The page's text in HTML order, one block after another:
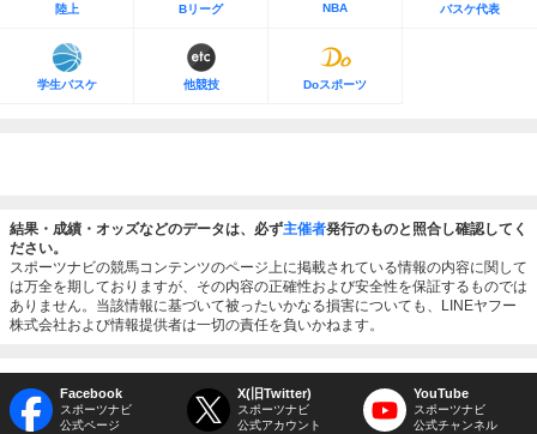
陸上 Bリーグ NBA バスケ代表
学生バスケ 他競技 Doスポーツ
結果・成績・オッズなどのデータは、必ず主催者発行のものと照合し確認してく
ださい。
スポーツナビの競馬コンテンツのページ上に掲載されている情報の内容に関して
は万全を期しておりますが、その内容の正確性および安全性を保証するものでは
ありません。当該情報に基づいて被ったいかなる損害についても、LINEヤフー
株式会社および情報提供者は一切の責任を負いかねます。
Facebook
スポーツナビ
公式ページ
X(旧Twitter)
スポーツナビ
公式アカウント
YouTube
スポーツナビ
公式チャンネル